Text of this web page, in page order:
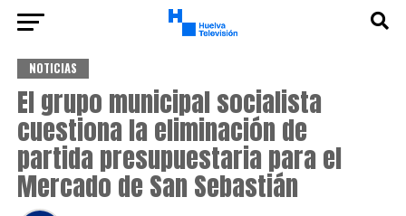
NOTICIAS
El grupo municipal socialista
cuestiona la eliminación de
partida presupuestaria para el
Mercado de San Sebastián